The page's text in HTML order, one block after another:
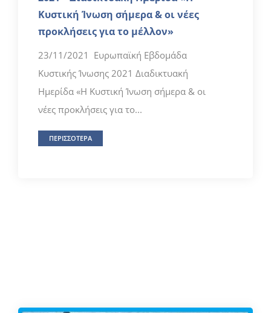
Κυστική Ίνωση σήμερα & οι νέες
προκλήσεις για το μέλλον»
23/11/2021 Ευρωπαϊκή Εβδομάδα
Κυστικής Ίνωσης 2021 Διαδικτυακή
Ημερίδα «H Κυστική Ίνωση σήμερα & οι
νέες προκλήσεις για το...
ΠΕΡΙΣΣΟΤΕΡΑ